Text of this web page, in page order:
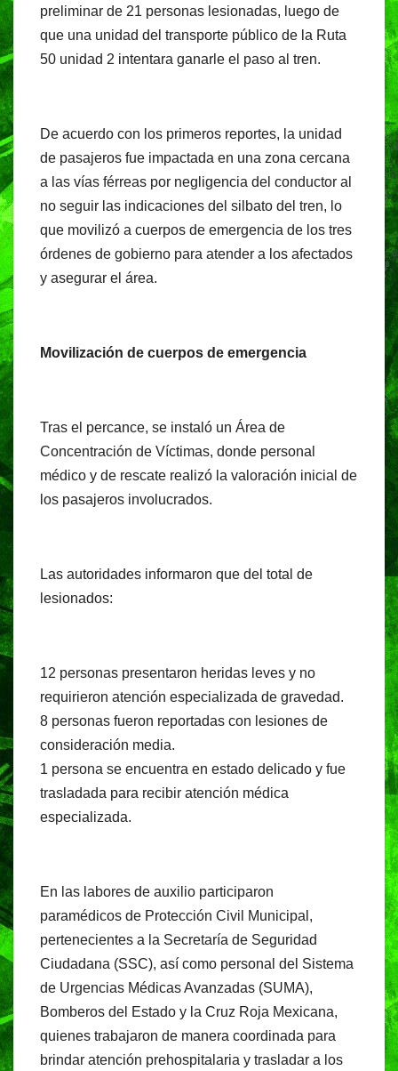
o
o
k
p
p
m
preliminar de 21 personas lesionadas, luego de
que una unidad del transporte público de la Ruta
50 unidad 2 intentara ganarle el paso al tren.
De acuerdo con los primeros reportes, la unidad
de pasajeros fue impactada en una zona cercana
a las vías férreas por negligencia del conductor al
no seguir las indicaciones del silbato del tren, lo
que movilizó a cuerpos de emergencia de los tres
órdenes de gobierno para atender a los afectados
y asegurar el área.
Movilización de cuerpos de emergencia
Tras el percance, se instaló un Área de
Concentración de Víctimas, donde personal
médico y de rescate realizó la valoración inicial de
los pasajeros involucrados.
Las autoridades informaron que del total de
lesionados:
12 personas presentaron heridas leves y no
requirieron atención especializada de gravedad.
8 personas fueron reportadas con lesiones de
consideración media.
1 persona se encuentra en estado delicado y fue
trasladada para recibir atención médica
especializada.
En las labores de auxilio participaron
paramédicos de Protección Civil Municipal,
pertenecientes a la Secretaría de Seguridad
Ciudadana (SSC), así como personal del Sistema
de Urgencias Médicas Avanzadas (SUMA),
Bomberos del Estado y la Cruz Roja Mexicana,
quienes trabajaron de manera coordinada para
brindar atención prehospitalaria y trasladar a los